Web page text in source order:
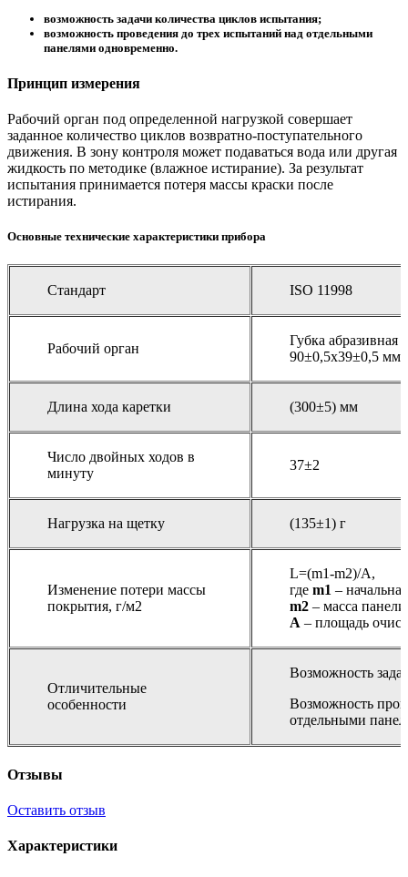
возможность задачи количества циклов испытания;
возможность проведения до трех испытаний над отдельными
панелями одновременно.
Принцип измерения
Рабочий орган под определенной нагрузкой совершает
заданное количество циклов возвратно-поступательного
движения. В зону контроля может подаваться вода или другая
жидкость по методике (влажное истирание). За результат
испытания принимается потеря массы краски после
истирания.
Основные технические характеристики прибора
Стандарт ISO 11998
Рабочий орган
Губка абразивная
90±0,5х39±0,5 мм
Длина хода каретки (300±5) мм
Число двойных ходов в
минуту
37±2
Нагрузка на щетку (135±1) г
Изменение потери массы
покрытия, г/м2
L=(m1-m2)/A,
где m1 –
m2 – масса
А – площадь
Отличительные
особенности
Возможность
Возможность
отдельными
Отзывы
Оставить отзыв
Характеристики